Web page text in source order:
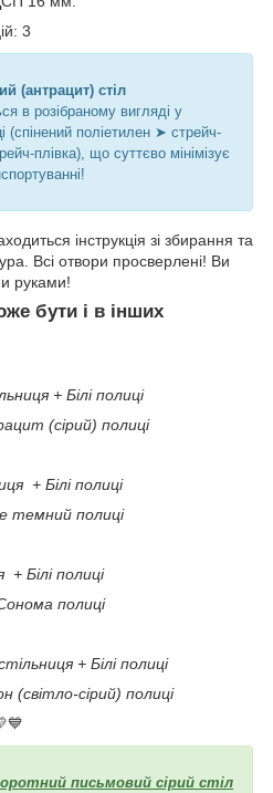
3
(антрацит) стіл
в розібраному вигляді у
(спінений поліетилен ➤ стрейч-
плівка), що суттєво мінімізує
інструкція зі збирання та
Всі отвори просверлені! Ви
руками!
бути і в інших
+ Білі полиці
(сірий) полиці
+ Білі полиці
темний полиці
Білі полиці
полиці
+ Білі полиці
(світло-сірий) полиці
письмовий сірий стіл